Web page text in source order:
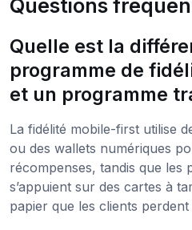
Questions
Quelle est la
programme de
et un programme
La fidélité mobile-first utilise
ou des wallets numériques
récompenses, tandis que les
s’appuient sur des cartes à
papier que les clients